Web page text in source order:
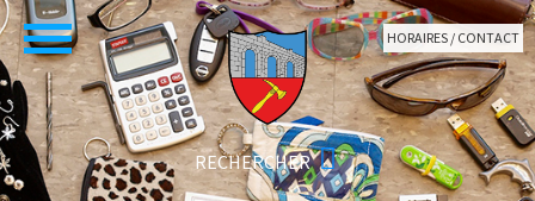
Aller au contenu principal
HORAIRES / CONTACT